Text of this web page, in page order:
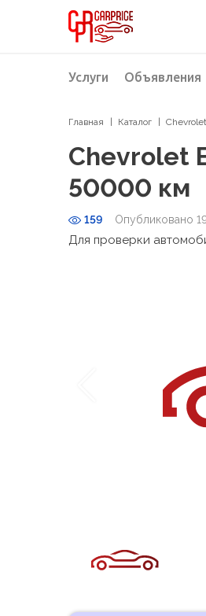
Услуги
Подбор
Подбор
Подбор
Проверка
Объявления
Разместить
Главная Каталог Chevrolet
Chevrolet
50000 км
159 Опубликовано
Для проверки